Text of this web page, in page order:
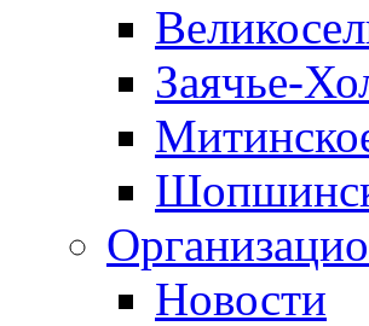
Заячье-
Новости